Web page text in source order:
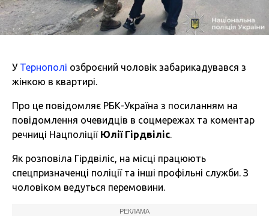
У Тернополі озброєний чоловік забарикадувався з
жінкою в квартирі.
Про це повідомляє РБК-Україна з посиланням на
повідомлення очевидців в соцмережах та коментар
речниці Нацполіції Юлії Гірдвіліс.
Як розповіла Гірдвіліс, на місці працюють
спецпризначенці поліції та інші профільні служби. З
чоловіком ведуться перемовини.
РЕКЛАМА